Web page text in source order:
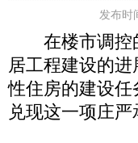
发布时
在楼市调控的
居工程建设的
性住房的建设
兑现这一项庄严